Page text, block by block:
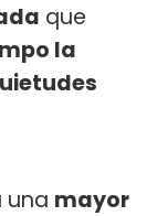
que
la
una mayor